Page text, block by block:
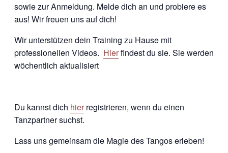
sowie zur Anmeldung. Melde dich an und probiere es
aus! Wir freuen uns auf dich!
Wir unterstützen dein Training zu Hause mit
professionellen Videos. Hierfindest du sie. Sie werden
wöchentlich aktualisiert
Du kannst dich hier registrieren, wenn du einen
Tanzpartner suchst.
Lass uns gemeinsam die Magie des Tangos erleben!